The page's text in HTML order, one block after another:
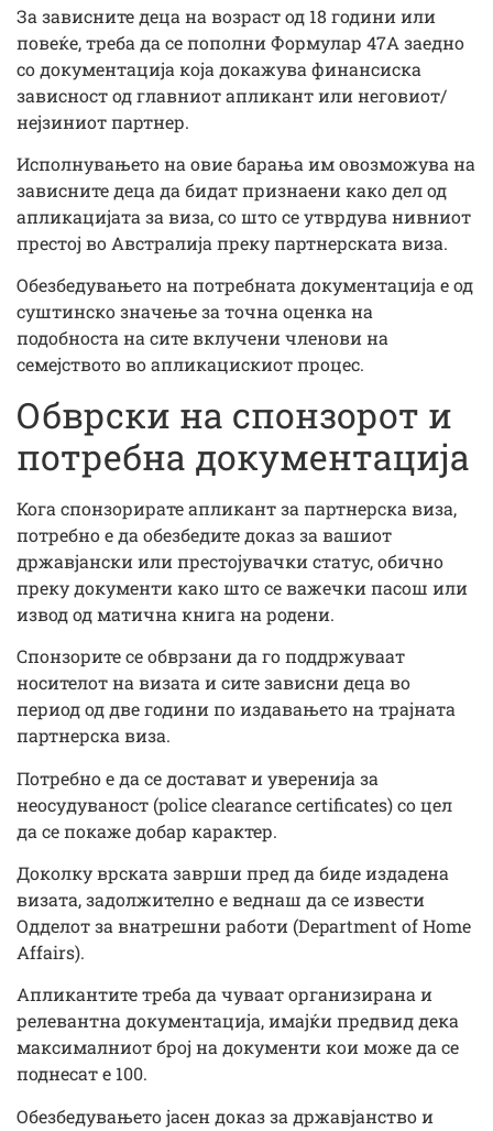
За зависните деца на возраст од 18 години или
повеќе, треба да се пополни Формулар 47A заедно
со документација која докажува финансиска
зависност од главниот апликант или неговиот/
нејзиниот партнер.
Исполнувањето на овие барања им овозможува на
зависните деца да бидат признаени како дел од
апликацијата за виза, со што се утврдува нивниот
престој во Австралија преку партнерската виза.
Обезбедувањето на потребната документација е од
суштинско значење за точна оценка на
подобноста на сите вклучени членови на
семејството во апликацискиот процес.
Обврски на спонзорот и
потребна документација
Кога спонзорирате апликант за партнерска виза,
потребно е да обезбедите доказ за вашиот
државјански или престојувачки статус, обично
преку документи како што се важечки пасош или
извод од матична книга на родени.
Спонзорите се обврзани да го поддржуваат
носителот на визата и сите зависни деца во
период од две години по издавањето на трајната
партнерска виза.
Потребно е да се достават и уверенија за
неосудуваност (police clearance certificates) со цел
да се покаже добар карактер.
Доколку врската заврши пред да биде издадена
визата, задолжително е веднаш да се извести
Одделот за внатрешни работи (Department of Home
Affairs).
Апликантите треба да чуваат организирана и
релевантна документација, имајќи предвид дека
максималниот број на документи кои може да се
поднесат е 100.
Обезбедувањето јасен доказ за државјанство и